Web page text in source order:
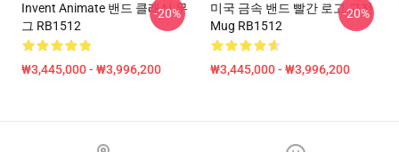
Invent Animate 밴드 클래식 무
그 RB1512
₩3,445,000 - ₩3,996,200
-20%
미국 금속 밴드 빨간 로고 고전
Mug RB1512
₩3,445,000 - ₩3,996,200
-20%